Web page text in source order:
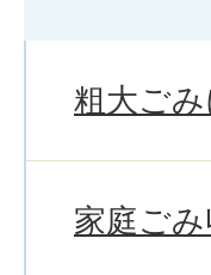
粗大ご
家庭ご